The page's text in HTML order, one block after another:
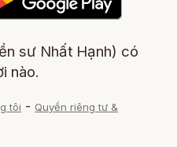
sư Nhất Hạnh) có
nào.
tôi - Quyền riêng tư &